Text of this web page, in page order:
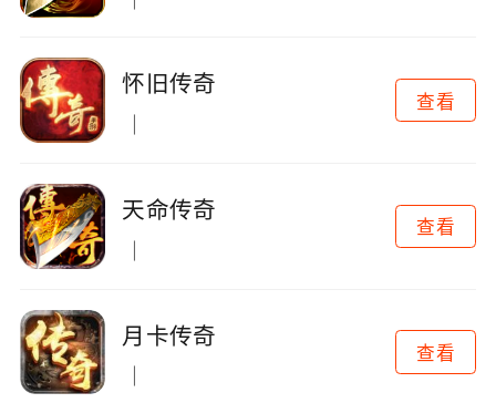
怀旧传奇
查看
天命传奇
查看
月卡传奇
查看